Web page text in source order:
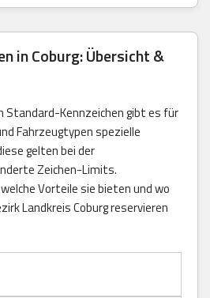
in Coburg: Übersicht &
Standard-Kennzeichen gibt es für
Fahrzeugtypen spezielle
gelten bei der
Zeichen-Limits.
Vorteile sie bieten und wo
Landkreis Coburg reservieren